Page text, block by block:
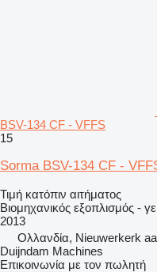
BSV-134 CF - VFFS
15
Sorma BSV-134 CF -
Τιμή κατόπιν αιτήματος
Βιομηχανικός εξοπλισμός -
2013
Ολλανδία, Nieuwerkerk
Duijndam Machines
Επικοινωνία με τον πωλητή